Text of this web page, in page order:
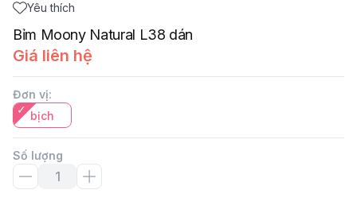
Yêu thích
Bỉm Moony Natural L38 dán
Giá liên hệ
Đơn vị:
bịch
Số lượng